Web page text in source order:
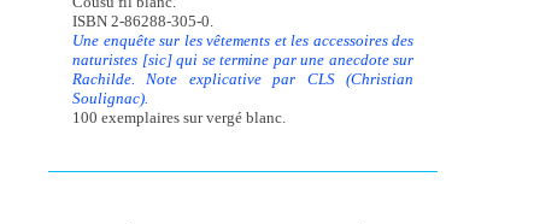
ISBN 2-86288-305-0.
Une enquête sur les vêtements et les accessoires des
naturistes [sic] qui se termine par une anecdote sur
Rachilde. Note explicative par CLS (Christian
Soulignac).
100 exemplaires sur vergé blanc.